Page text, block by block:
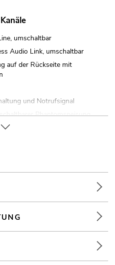
umschaltbar
Audio Link, umschaltbar
auf der Rückseite mit
und Notrufsignal
Phantomspeisung